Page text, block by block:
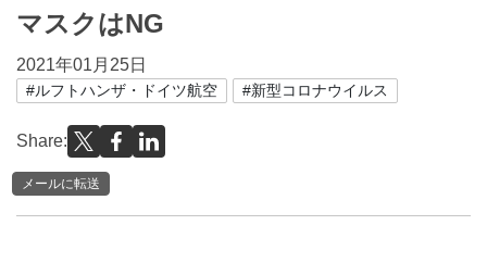
マスクはNG
2021年01月25日
#ルフトハンザ・ドイツ航空 #新型コロナウイルス
Share:
メールに転送